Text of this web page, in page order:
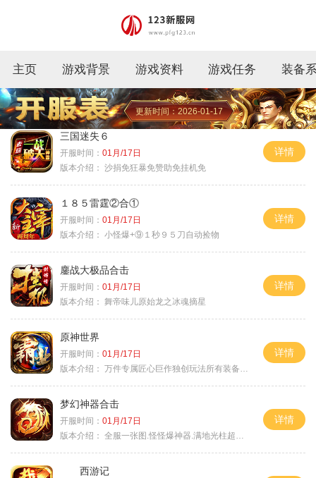
主页 游戏背景 游戏资料 游戏任务 装备
更新时间：2026-01-17
三国迷失６
开服时间： 01月/17日
版本介绍： 沙捐免狂暴免赞助免挂机免
详情
１８５雷霆②合①
开服时间： 01月/17日
版本介绍： 小怪爆+⑨１秒９５刀自动捡物
详情
鏖战大极品合击
开服时间： 01月/17日
版本介绍： 舞帝味儿原始龙之冰魂摘星
详情
原神世界
开服时间： 01月/17日
版本介绍： 万件专属匠心巨作独创玩法所有装备靠打
详情
梦幻神器合击
开服时间： 01月/17日
版本介绍： 全服一张图.怪怪爆神器.满地光柱超激情
详情
西游记